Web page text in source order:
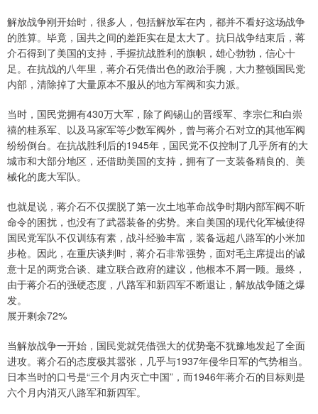
解放战争刚开始时，很多人，包括解放军在内，都并不看好这场战争
的胜算。毕竟，国共之间的差距实在是太大了。抗日战争结束后，蒋
介石得到了美国的支持，手握抗战胜利的旗帜，雄心勃勃，信心十
足。在抗战的八年里，蒋介石凭借出色的政治手腕，大力整顿国民党
内部，清除掉了大量原本不服从的地方军阀和实力派。
当时，国民党拥有430万大军，除了阎锡山的晋绥军、李宗仁和白崇
禧的桂系军、以及马家军等少数军阀外，曾与蒋介石对立的其他军阀
纷纷倒台。在抗战胜利后的1945年，国民党不仅控制了几乎所有的大
城市和大部分地区，还借助美国的支持，拥有了一支装备精良的、美
械化的庞大军队。
也就是说，蒋介石不仅摆脱了第一次土地革命战争时期内部军阀不听
命令的困扰，也没有了武器装备的劣势。来自美国的现代化军械使得
国民党军队不仅训练有素，战斗经验丰富，装备远超八路军的小米加
步枪。因此，在重庆谈判时，蒋介石非常强势，面对毛主席提出的诚
意十足的两党合谈、建立联合政府的建议，他根本不屑一顾。最终，
由于蒋介石的强硬态度，八路军和新四军不断退让，解放战争随之爆
发。
展开剩余72%
当解放战争一开始，国民党就凭借强大的优势毫不犹豫地发起了全面
进攻。蒋介石的态度极其嚣张，几乎与1937年侵华日军的气势相当。
日本当时的口号是“三个月内灭亡中国”，而1946年蒋介石的目标则是
六个月内消灭八路军和新四军。